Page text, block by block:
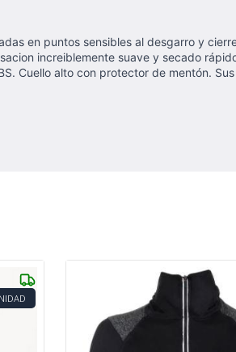
en puntos sensibles al desgarro y
increiblemente suave y secado
Cuello alto con protector de mentón.